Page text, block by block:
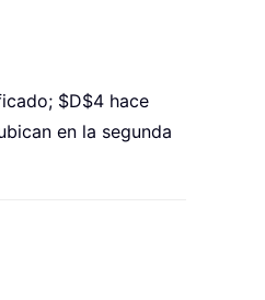
$D$4 hace
en la segunda